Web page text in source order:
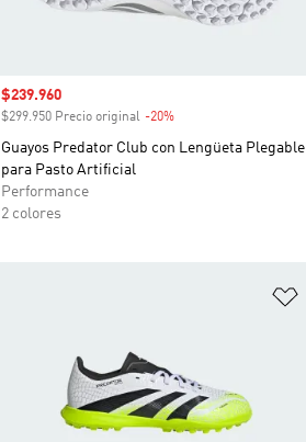
Precio de venta
$239.960
$299.950 Precio original -20%Descuento
Guayos Predator Club con Lengüeta Plegable
para Pasto Artificial
Performance
2 colores